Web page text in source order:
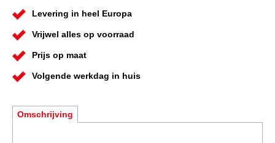
Levering in heel Europa
Vrijwel alles op voorraad
Prijs op maat
Volgende werkdag in huis
Omschrijving